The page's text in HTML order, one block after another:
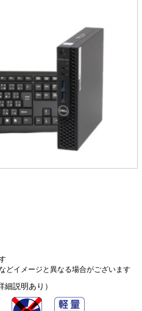
どイメージと異なる場合がございます
説明あり）